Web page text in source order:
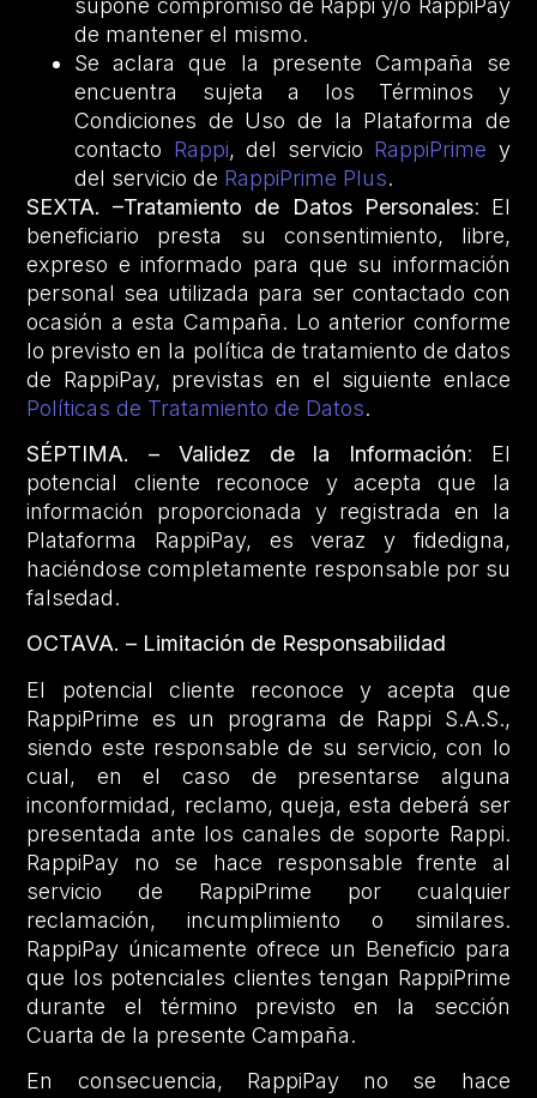
supone compromiso de Rappi y/o RappiPay
de mantener el mismo.
Se aclara que la presente Campaña se
encuentra sujeta a los Términos y
Condiciones de Uso de la Plataforma de
contacto Rappi, del servicio RappiPrime y
del servicio de RappiPrime Plus.
SEXTA. –Tratamiento de Datos Personales: El
beneficiario presta su consentimiento, libre,
expreso e informado para que su información
personal sea utilizada para ser contactado con
ocasión a esta Campaña. Lo anterior conforme
lo previsto en la política de tratamiento de datos
de RappiPay, previstas en el siguiente enlace
Políticas de Tratamiento de Datos.
SÉPTIMA. – Validez de la Información: El
potencial cliente reconoce y acepta que la
información proporcionada y registrada en la
Plataforma RappiPay, es veraz y fidedigna,
haciéndose completamente responsable por su
falsedad.
OCTAVA. – Limitación de Responsabilidad
El potencial cliente reconoce y acepta que
RappiPrime es un programa de Rappi S.A.S.,
siendo este responsable de su servicio, con lo
cual, en el caso de presentarse alguna
inconformidad, reclamo, queja, esta deberá ser
presentada ante los canales de soporte Rappi.
RappiPay no se hace responsable frente al
servicio de RappiPrime por cualquier
reclamación, incumplimiento o similares.
RappiPay únicamente ofrece un Beneficio para
que los potenciales clientes tengan RappiPrime
durante el término previsto en la sección
Cuarta de la presente Campaña.
En consecuencia, RappiPay no se hace